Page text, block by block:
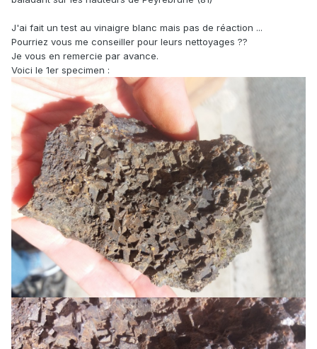
J'ai fait un test au vinaigre blanc mais pas de réaction ...
Pourriez vous me conseiller pour leurs nettoyages ??
Je vous en remercie par avance.
Voici le 1er specimen :